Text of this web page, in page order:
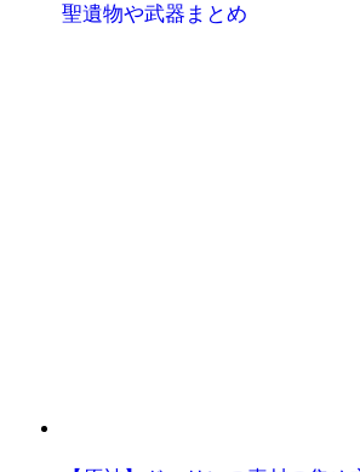
聖遺物や武器まとめ